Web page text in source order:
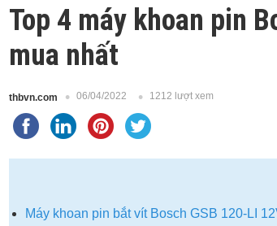
Top 4 máy khoan pin
mua nhất
thbvn.com 06/04/2022 1212 lượt xem
Máy khoan pin bắt vít Bosch GSB 120-LI